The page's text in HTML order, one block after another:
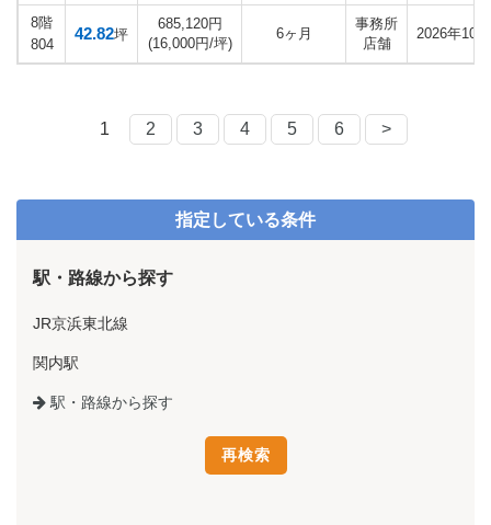
8階
804
42.82坪
685,120円
(16,000円/坪)
6ヶ月
事務所
店舗
2026年10月
1 2 3 4 5 6 >
指定している条件
駅・路線から探す
JR京浜東北線
関内駅
駅・路線から探す